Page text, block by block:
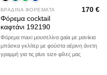
ΒΡΑΔΙΝΑ ΦΟΡΕΜΑΤΑ
Φόρεμα cocktail
καφτάνι 192190
170€
Φόρεμα maxi μουσελίνα gala με μανίκια
μπάσκα γκλίτερ με φούστα αέρινη άνετη
γραμμή για τις plus size φίλες μας